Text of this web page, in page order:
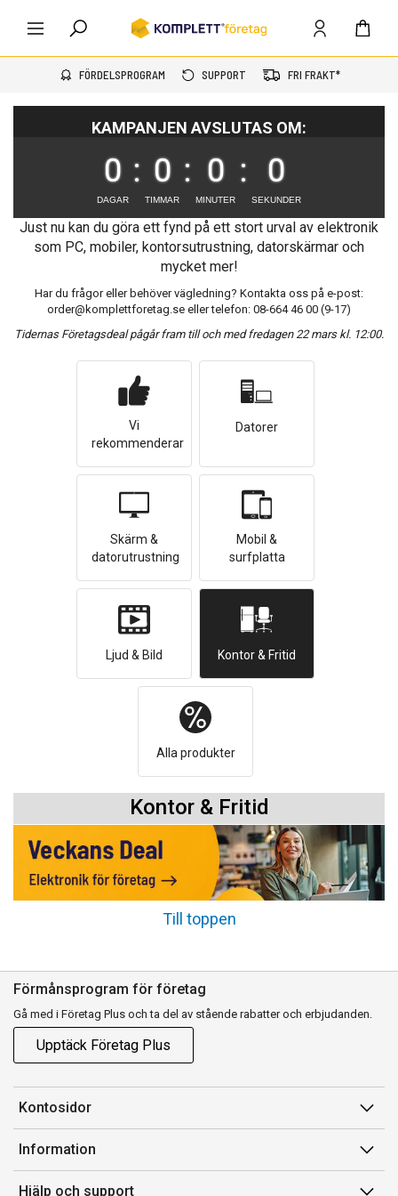
FÖRDELSPROGRAM SUPPORT FRI FRAKT*
KAMPANJEN AVSLUTAS OM:
0
DAGAR
: 0
TIMMAR
: 0
MINUTER
: 0
SEKUNDER
Just nu kan du göra ett fynd på ett stort urval av elektronik
som PC, mobiler, kontorsutrustning, datorskärmar och
mycket mer!
Har du frågor eller behöver vägledning? Kontakta oss på e-post:
order@komplettforetag.se eller telefon: 08-664 46 00 (9-17)
Tidernas Företagsdeal pågår fram till och med fredagen 22 mars kl. 12:00.
Vi
rekommenderar
Datorer
Skärm &
datorutrustning
Mobil &
surfplatta
Ljud & Bild Kontor & Fritid
Alla produkter
Kontor & Fritid
Till toppen
Förmånsprogram för företag
Gå med i Företag Plus och ta del av stående rabatter och erbjudanden.
Upptäck Företag Plus
Kontosidor
Mina sidor
Orderhistorik
Information
Försäljningsvillkor
Hjälp och support